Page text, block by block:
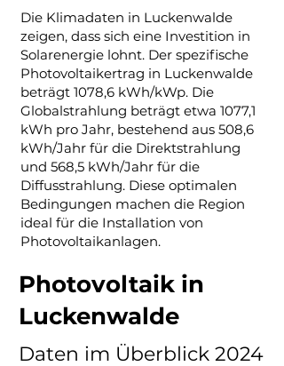
Die Klimadaten in Luckenwalde
zeigen, dass sich eine Investition in
Solarenergie lohnt. Der spezifische
Photovoltaikertrag in Luckenwalde
beträgt 1078,6 kWh/kWp. Die
Globalstrahlung beträgt etwa 1077,1
kWh pro Jahr, bestehend aus 508,6
kWh/Jahr für die Direktstrahlung
und 568,5 kWh/Jahr für die
Diffusstrahlung. Diese optimalen
Bedingungen machen die Region
ideal für die Installation von
Photovoltaikanlagen.
Photovoltaik in
Luckenwalde
Daten im Überblick 2024